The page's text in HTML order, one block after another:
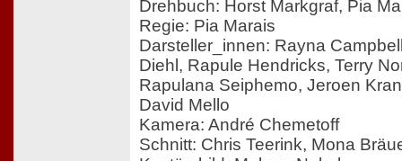
Drehbuch: Horst Markgraf, Pia
Regie: Pia Marais
Darsteller_innen: Rayna
Diehl, Rapule Hendricks, Terry
Rapulana Seiphemo, Jeroen
David Mello
Kamera: André Chemetoff
Schnitt: Chris Teerink, Mona